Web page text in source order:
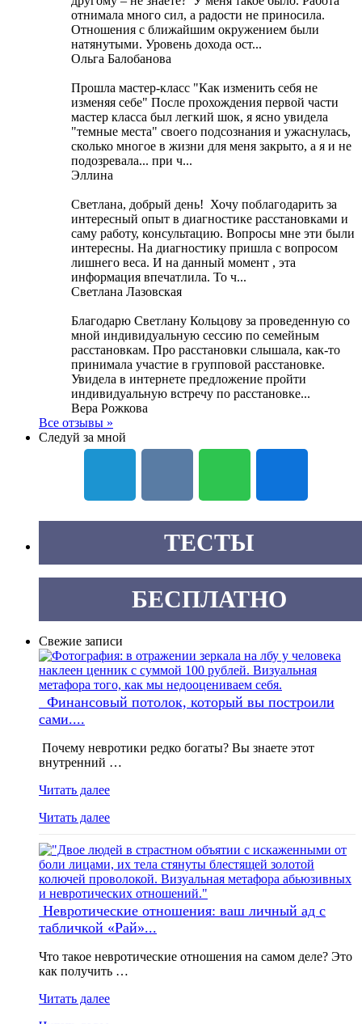
отнимала много сил, а радости не приносила.
Отношения с ближайшим окружением были
натянутыми. Уровень дохода ост...
Ольга Балобанова
Прошла мастер-класс "Как изменить себя не
изменяя себе" После прохождения первой части
мастер класса был легкий шок, я ясно увидела
"темные места" своего подсознания и ужаснулась,
сколько многое в жизни для меня закрыто, а я и не
подозревала... при ч...
Эллина
Светлана, добрый день! Хочу поблагодарить за
интересный опыт в диагностике расстановками и
саму работу, консультацию. Вопросы мне эти были
интересны. На диагностику пришла с вопросом
лишнего веса. И на данный момент , эта
информация впечатлила. То ч...
Светлана Лазовская
Благодарю Светлану Кольцову за проведенную со
мной индивидуальную сессию по семейным
расстановкам. Про расстановки слышала, как-то
принимала участие в групповой расстановке.
Увидела в интернете предложение пройти
индивидуальную встречу по расстановке...
Вера Рожкова
Все отзывы »
Следуй за мной
ТЕСТЫ
БЕСПЛАТНО
Свежие записи
Финансовый потолок, который вы построили
сами....
Почему невротики редко богаты? Вы знаете этот
внутренний …
Читать далее
Читать далее
Невротические отношения: ваш личный ад с
табличкой «Рай»...
Что такое невротические отношения на самом деле? Это
как получить …
Читать далее